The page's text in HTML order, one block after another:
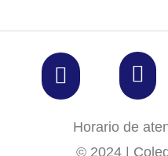
Horario de
© 2024 |